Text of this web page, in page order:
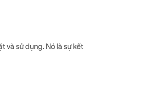
và sử dụng. Nó là sự kết